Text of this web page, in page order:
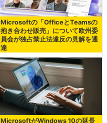
Microsoftの「OfficeとTeamsの
抱き合わせ販売」について欧州委
員会が独占禁止法違反の見解を通
達
MicrosoftがWindows 10の延長